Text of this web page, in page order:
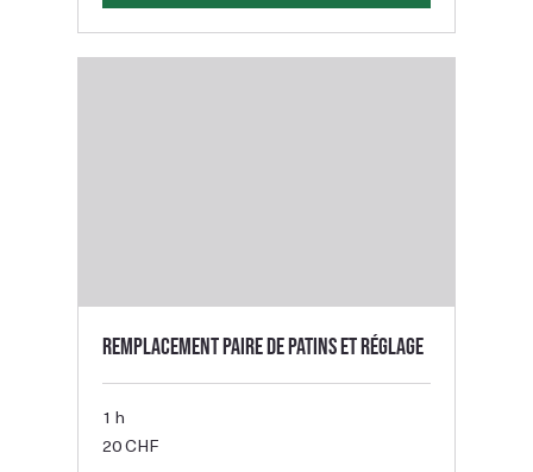
Remplacement paire de patins et réglage
1 h
francs
20 CHF